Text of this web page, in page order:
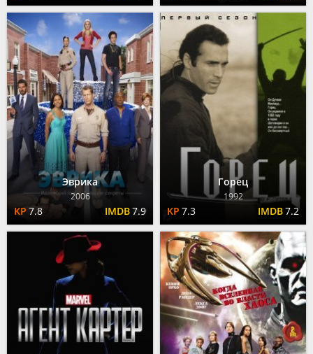
Эврика
2006
7.8 7.9
Горец
1992
7.3 7.2